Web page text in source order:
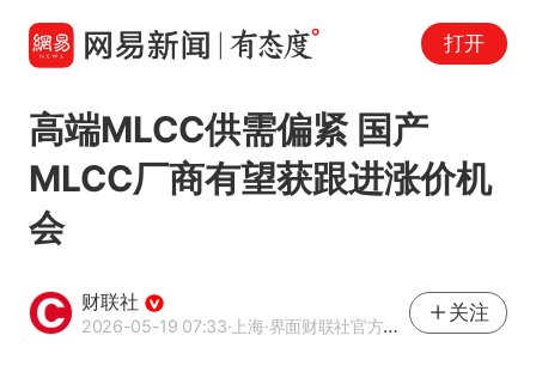
打开
高端MLCC供需偏紧 国产
MLCC厂商有望获跟进涨价机
会
财联社
2026-05-19 07:33·上海·界面财联社官方账号
关注